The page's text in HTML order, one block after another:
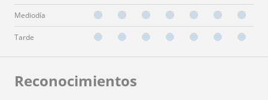
Mediodía
Tarde
Reconocimientos